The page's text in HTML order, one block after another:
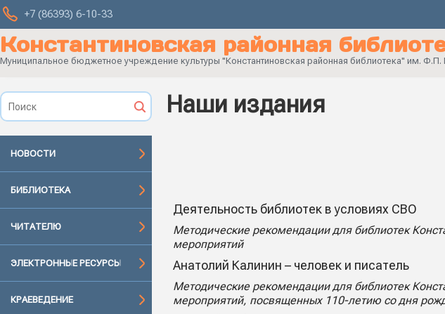
+7 (86393) 6-10-33
Константиновская районная
Муниципальное бюджетное учреждение культуры "Константиновская районная библиотека" им.
НОВОСТИ
БИБЛИОТЕКА
ЧИТАТЕЛЮ
ЭЛЕКТРОННЫЕ РЕСУРСЫ
КРАЕВЕДЕНИЕ
Наши издания
Деятельность библиотек в условиях СВО
Методические рекомендации для библиотек
мероприятий
Анатолий Калинин – человек и писатель
Методические рекомендации для библиотек
мероприятий, посвященных 110-летию со дня